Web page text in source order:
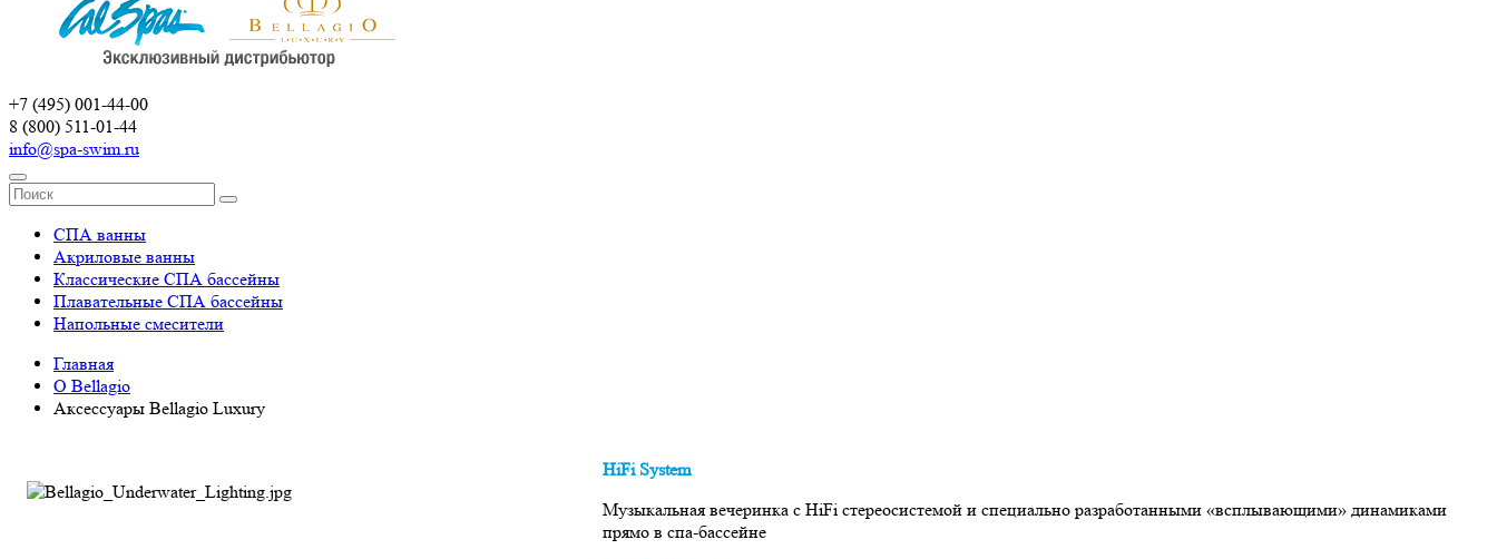
+7 (495) 001-44-00
8 (800) 511-01-44
info@spa-swim.ru
СПА ванны
Акриловые ванны
Классические СПА бассейны
Плавательные СПА бассейны
Напольные смесители
Главная
О Bellagio
Аксессуары Bellagio Luxury
HiFi System
Музыкальная вечеринка с HiFi стереосистемой и специально разработанными «всплывающими» динамиками
прямо в спа-бассейне